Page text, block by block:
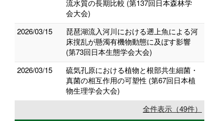
流水質の長期比較 (第137回日本森林学
会大会)
2026/03/15
琵琶湖流入河川における遡上魚による河
床撹乱が懸濁有機物動態に及ぼす影響
(第73回日本生態学会大会)
2026/03/15
硫気孔原における植物と根部共生細菌・
真菌の相互作用の可塑性 (第67回日本植
物生理学会大会)
全件表示（49件）